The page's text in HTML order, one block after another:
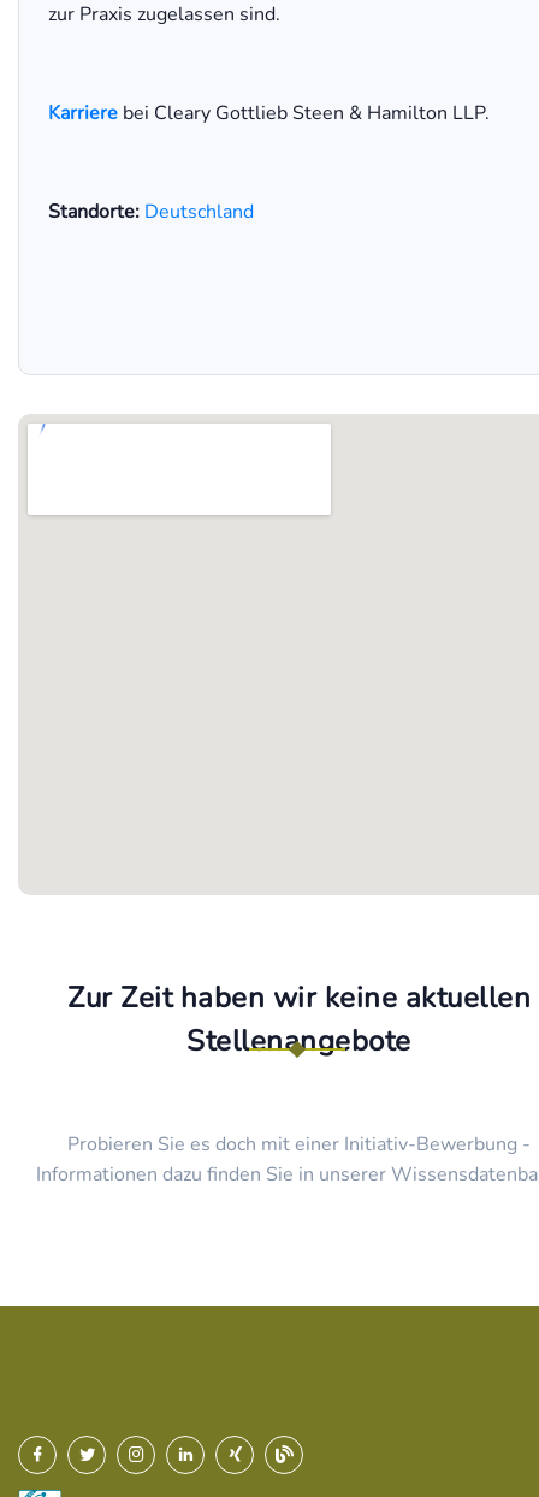
zur Praxis zugelassen sind.
Karriere bei Cleary Gottlieb Steen & Hamilton LLP.
Standorte: Deutschland
Zur Zeit haben wir keine aktuellen
Stellenangebote
Probieren Sie es doch mit einer Initiativ-Bewerbung -
Informationen dazu finden Sie in unserer